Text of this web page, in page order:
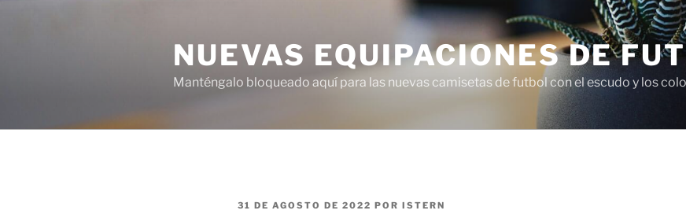
NUEVAS EQUIPACIONES DE
Manténgalo bloqueado aquí para las nuevas camisetas de futbol con el escudo y los
PUBLICADO
31 DE AGOSTO DE 2022 POR ISTERN